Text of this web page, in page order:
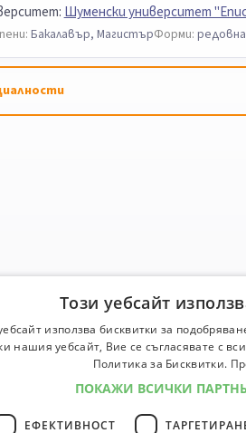
Шуменски университет
Бакалавър, МагистърФорми: редовна
Този уебсайт
използва бисквитки за
нашия уебсайт, Вие се съгласявате с
Политика за Бисквитки.
ПОКАЖИ ВСИЧКИ
ЕФЕКТИВНОСТ